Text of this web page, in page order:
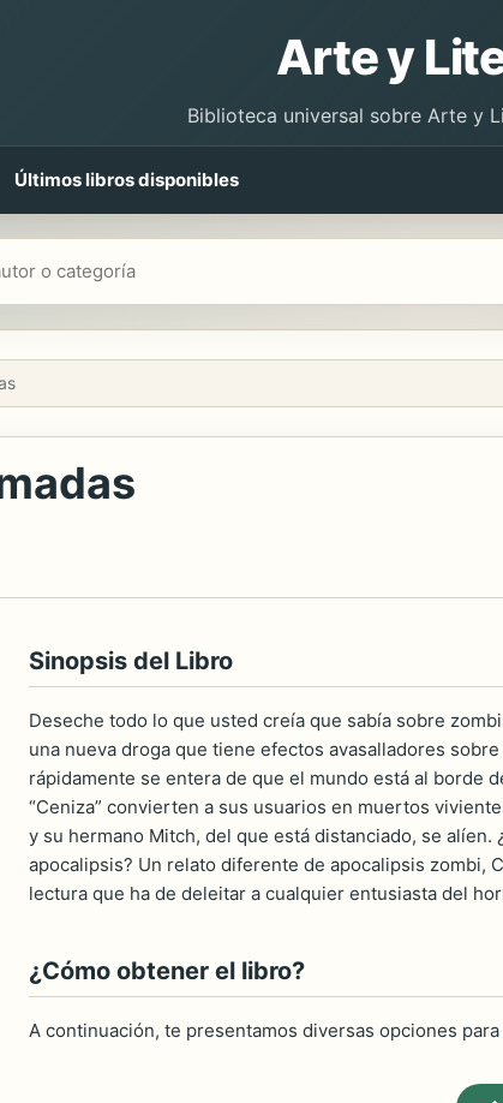
Arte y
Biblioteca universal sobre Arte y
Últimos libros disponibles
Sinopsis del Libro
Deseche todo lo que usted creía que sabía sobre
una nueva droga que tiene efectos avasalladores
rápidamente se entera de que el mundo está al borde
“Ceniza” convierten a sus usuarios en muertos
y su hermano Mitch, del que está distanciado, se
apocalipsis? Un relato diferente de apocalipsis zombi,
lectura que ha de deleitar a cualquier entusiasta del
¿Cómo obtener el libro?
A continuación, te presentamos diversas opciones